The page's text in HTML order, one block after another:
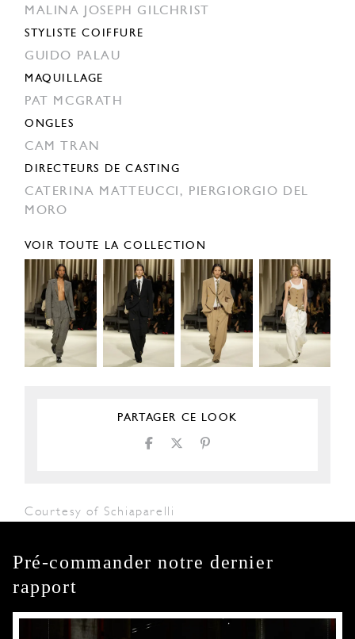
MALINA JOSEPH GILCHRIST
STYLISTE COIFFURE
GUIDO PALAU
MAQUILLAGE
PAT MCGRATH
ONGLES
CAM TRAN
DIRECTEURS DE CASTING
CATERINA MATTEUCCI, PIERGIORGIO DEL
MORO
VOIR TOUTE LA COLLECTION
PARTAGER CE LOOK
Courtesy of Schiaparelli
Pré-commander notre dernier
rapport